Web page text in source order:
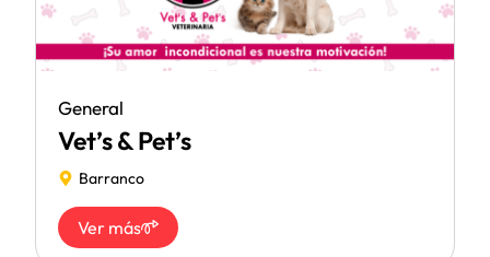
General
Vet’s & Pet’s
Barranco
Ver más